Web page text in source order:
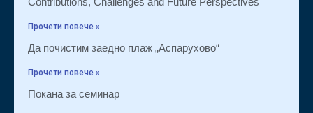
Прочети повече »
Да почистим заедно плаж „Аспарухово“
Прочети повече »
Покана за семинар